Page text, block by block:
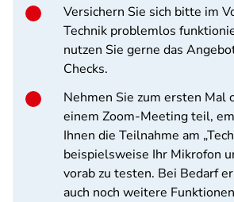
Versichern Sie sich bitte im
Technik problemlos
nutzen Sie gerne das
Checks.
Nehmen Sie zum ersten Mal
einem Zoom-Meeting teil,
Ihnen die Teilnahme am
beispielsweise Ihr Mikrofon
vorab zu testen. Bei Bedarf
auch noch weitere